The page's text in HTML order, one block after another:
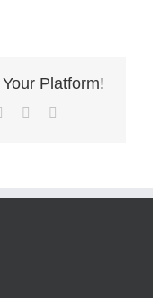
Platform!
Pinterest